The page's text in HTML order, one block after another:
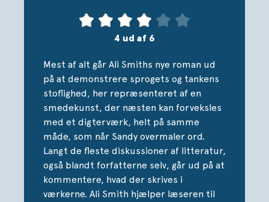
fællesskab. En både modig og menneskeklog, rørende og
provokerende roman, som indkapsler samtiden og
hvordan verden hænger sammen, og hvordan en krisetid
påvirker os mennesker – på godt og ondt.
ANDRE TIDER er en fritstående roman og samtidig et
lyrisk og visionært følgebrev til Årstidskvartetten, der
tog verden med storm.
”Et lysende, underholdende og klogt portræt af den
verden, vi lever i.” – The Telegraph
4 ud af 6
Mest af alt går Ali Smiths nye roman ud
på at demonstrere sprogets og tankens
stoflighed, her repræsenteret af en
smedekunst, der næsten kan forveksles
med et digterværk, helt på samme
måde, som når Sandy overmaler ord.
Langt de fleste diskussioner af litteratur,
også blandt forfatterne selv, går ud på at
kommentere, hvad der skrives i
værkerne. Ali Smith hjælper læseren til